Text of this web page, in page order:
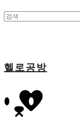
헬로공방